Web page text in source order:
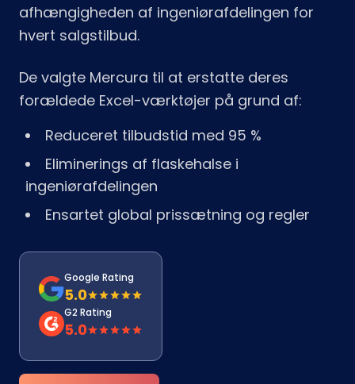
afhængigheden af ingeniørafdelingen for
hvert salgstilbud.
De valgte Mercura til at erstatte deres
forældede Excel-værktøjer på grund af:
Reduceret tilbudstid med 95 %
Eliminerings af flaskehalse i
ingeniørafdelingen
Ensartet global prissætning og regler
Google Rating
5.0
G2 Rating
5.0